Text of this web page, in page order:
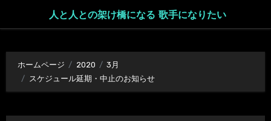
人と人との架け橋になる 歌手になりたい
ホームページ 2020
3月
スケジュール延期・中止のお知らせ